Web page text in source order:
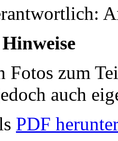
Fotos zum
auch
PDF